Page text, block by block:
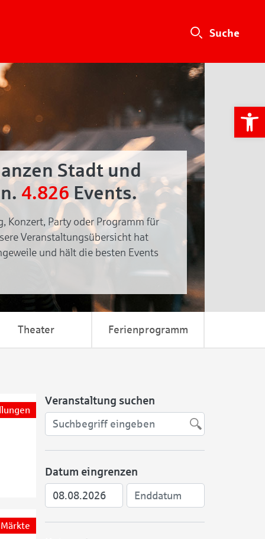
Stadt und
4.826Events.
Konzert, Party oder Programm für
Veranstaltungsübersicht hat
und hält die besten Events
Theater Ferienprogramm
Märkte
Veranstaltung suchen
Datum eingrenzen